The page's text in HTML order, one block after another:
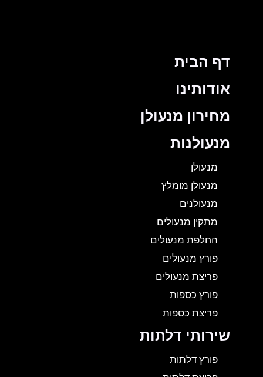
דף הבית
אודותינו
מחירון מנעולן
מנעולנות
מנעולן
מנעולן מומלץ
מנעולנים
מתקין מנעולים
החלפת מנעולים
פורץ מנעולים
פריצת מנעולים
פורץ כספות
פריצת כספות
שירותי דלתות
פורץ דלתות